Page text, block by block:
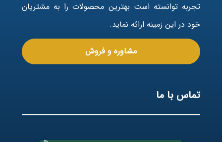
تجربه توانسته است بهترین محصولات را به مشتریان
خود در این زمینه ارائه نماید.
مشاوره و فروش
تماس با ما